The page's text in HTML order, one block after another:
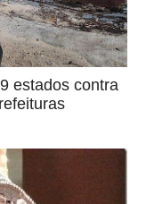
estados contra